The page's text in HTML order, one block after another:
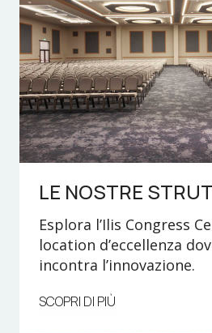
LE NOSTRE
Esplora l’Ilis Congress
location d’eccellenza
incontra l’innovazione.
SCOPRI DI PIÙ